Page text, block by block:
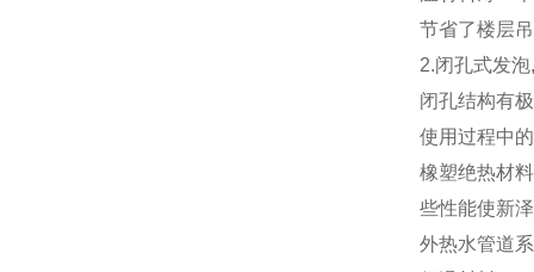
节省了楼层
2.闭孔式发
闭孔结构有
使用过程中
橡塑绝热材
些性能使新
外热水管道